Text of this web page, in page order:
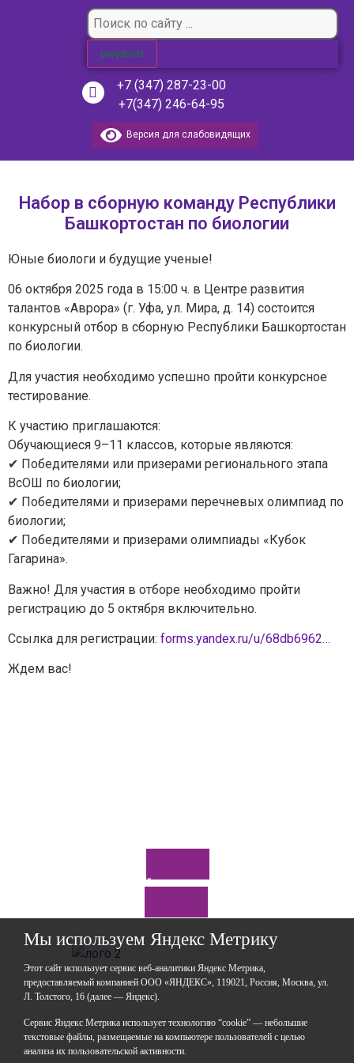
результат
+7 (347) 287-23-00
+7(347) 246-64-95
Версия для слабовидящих
Набор в сборную команду Республики
Башкортостан по биологии
Юные биологи и будущие ученые!
06 октября 2025 года в 15:00 ч. в Центре развития
талантов «Аврора» (г. Уфа, ул. Мира, д. 14) состоится
конкурсный отбор в сборную Республики Башкортостан
по биологии.
Для участия необходимо успешно пройти конкурсное
тестирование.
К участию приглашаются:
Обучающиеся 9–11 классов, которые являются:
✔ Победителями или призерами регионального этапа
ВсОШ по биологии;
✔ Победителями и призерами перечневых олимпиад по
биологии;
✔ Победителями и призерами олимпиады «Кубок
Гагарина».
Важно! Для участия в отборе необходимо пройти
регистрацию до 5 октября включительно.
Ссылка для регистрации: forms.yandex.ru/u/68db6962…
Ждем вас!
Задайте нам вопрос
Мы используем Яндекс Метрику
Этот сайт использует сервис веб-аналитики Яндекс Метрика,
предоставляемый компанией ООО «ЯНДЕКС», 119021, Россия, Москва, ул.
Л. Толстого, 16 (далее — Яндекс).
Сервис Яндекс Метрика использует технологию “cookie” — небольшие
текстовые файлы, размещаемые на компьютере пользователей с целью
анализа их пользовательской активности.
ГАОУДО «Центр развития талантов «Аврора»
ИНН: 0277946670
ОГРН: 119028008662
Юридический адрес: 450112, Российская Федерация,
Для заполнения данной формы включите
JavaScript в браузере.
Эл. почта